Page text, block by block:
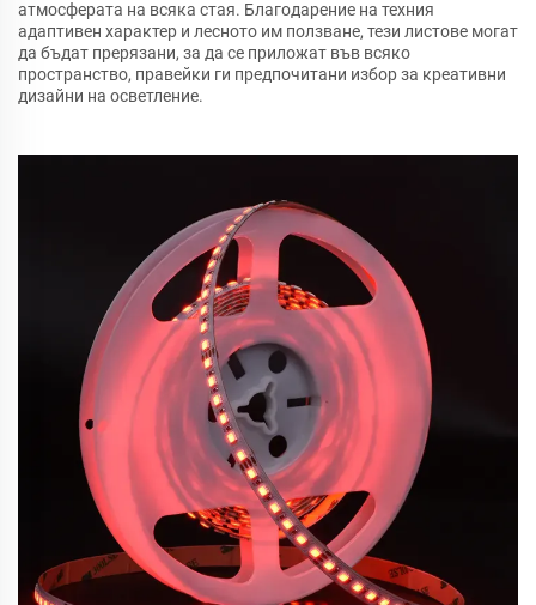
атмосферата на всяка стая. Благодарение на техния
адаптивен характер и лесното им ползване, тези листове могат
да бъдат прерязани, за да се приложат във всяко
пространство, правейки ги предпочитани избор за креативни
дизайни на осветление.